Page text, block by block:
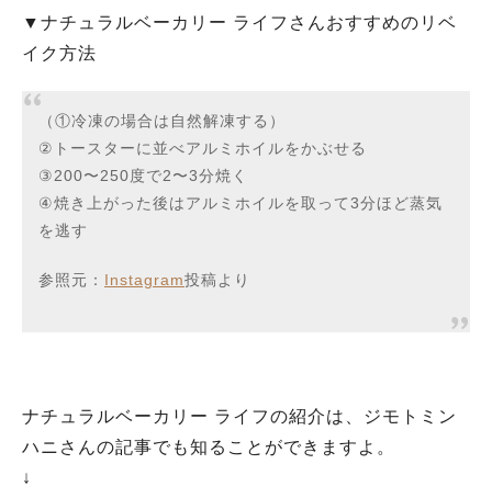
▼ナチュラルベーカリー ライフさんおすすめのリベ
イク方法
（①冷凍の場合は自然解凍する）
②トースターに並べアルミホイルをかぶせる
③200〜250度で2〜3分焼く
④焼き上がった後はアルミホイルを取って3分ほど蒸気
を逃す
参照元： Instagram投稿より
ナチュラルベーカリー ライフの紹介は、ジモトミン
ハニさんの記事でも知ることができますよ。
↓